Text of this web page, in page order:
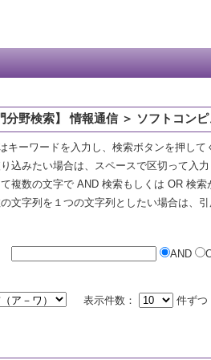
分野検索】 情報通信 ＞ ソフトコン
キーワードを入力し、検索ボタンを押して
込みたい場合は、スペースで区切って入力
複数の文字で AND 検索もしくは OR 検索
文字列を１つの文字列としたい場合は、引
AND
表示件数： 件ずつ